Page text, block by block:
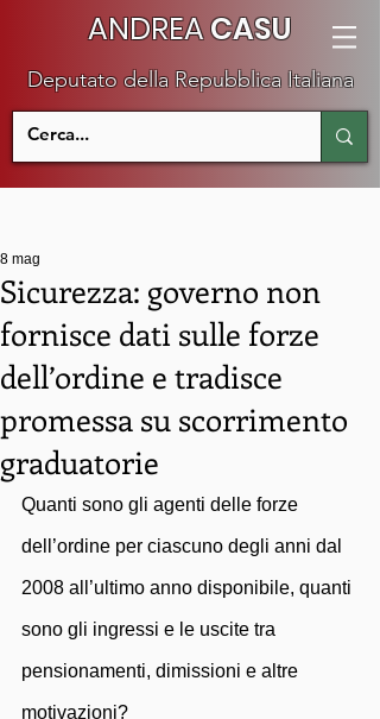
ANDREACASU
Deputato della Repubblica Italiana
Sicurezza: governo non
fornisce dati sulle forze
dell’ordine e tradisce
promessa su scorrimento
graduatorie
8 mag
Quanti sono gli agenti delle forze
dell’ordine per ciascuno degli anni dal
2008 all’ultimo anno disponibile, quanti
sono gli ingressi e le uscite tra
pensionamenti, dimissioni e altre
motivazioni?